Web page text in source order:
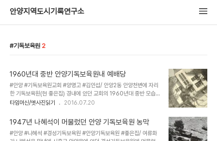
안양지역도시기록연구소
기독보육원 2
1960년대 중반 안양기독보육원내 예배당
#안양 #기독보육원교회 #양명고 #김인섭/ 안양2동 안양천변에 자리
한 기독보육원(현 좋은집) 경내에 있던 교회의 1960년대 중반 모습
으로 2014년 발행한 내고장 안양2동의 흐름! 사진첩에 기록된 사진
자치위원장이 노력으로 주민참여예산사업을 통해 2009년 첫번째 사
진자료집 '옛 사진으로 보는 안양의 재발견'을 펴낸데 이어 2014년
두번째 사진첩에 실린 것의 디지털 파일이다. 교회가 있던 당시 모습를
타임머신/옛사진읽기 2016.07.20
1947년 나혜석이 머물렀던 안양 기독보육원 농막
#안양 #나혜석 #경성기독보육원 #안양기독보육원 #좋은집/ 여류화